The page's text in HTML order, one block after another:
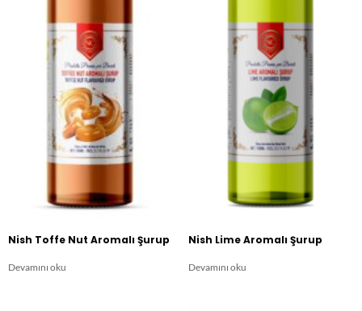
Nish Toffe Nut Aromalı Şurup
Devamını oku
Nish Lime Aromalı Şurup
Devamını oku